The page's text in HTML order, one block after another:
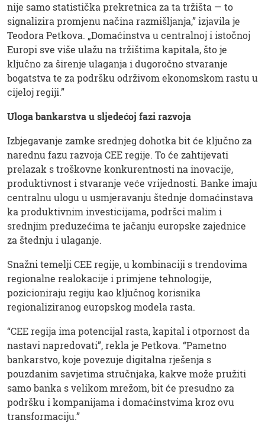
nije samo statistička prekretnica za ta tržišta — to
signalizira promjenu načina razmišljanja,” izjavila je
Teodora Petkova. „Domaćinstva u centralnoj i istočnoj
Europi sve više ulažu na tržištima kapitala, što je
ključno za širenje ulaganja i dugoročno stvaranje
bogatstva te za podršku održivom ekonomskom rastu u
cijeloj regiji.”
Uloga bankarstva u sljedećoj fazi razvoja
Izbjegavanje zamke srednjeg dohotka bit će ključno za
narednu fazu razvoja CEE regije. To će zahtijevati
prelazak s troškovne konkurentnosti na inovacije,
produktivnost i stvaranje veće vrijednosti. Banke imaju
centralnu ulogu u usmjeravanju štednje domaćinstava
ka produktivnim investicijama, podršci malim i
srednjim preduzećima te jačanju europske zajednice
za štednju i ulaganje.
Snažni temelji CEE regije, u kombinaciji s trendovima
regionalne realokacije i primjene tehnologije,
pozicioniraju regiju kao ključnog korisnika
regionaliziranog europskog modela rasta.
“CEE regija ima potencijal rasta, kapital i otpornost da
nastavi napredovati”, rekla je Petkova. “Pametno
bankarstvo, koje povezuje digitalna rješenja s
pouzdanim savjetima stručnjaka, kakve može pružiti
samo banka s velikom mrežom, bit će presudno za
podršku i kompanijama i domaćinstvima kroz ovu
transformaciju.”